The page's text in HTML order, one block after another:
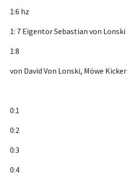
1:6 hz
1: 7 Eigentor Sebastian von Lonski
1:8
von David Von Lonski, Möwe Kicker
0:1
0:2
0:3
0:4